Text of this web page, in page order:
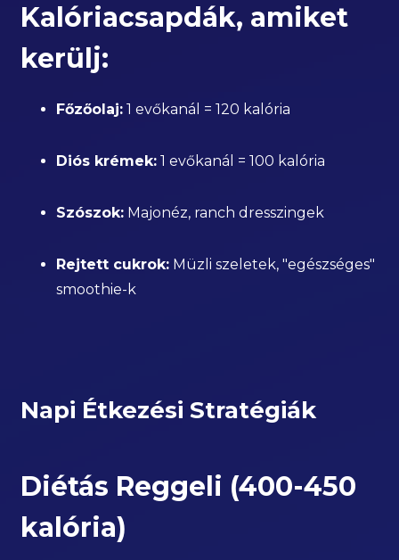
Kalóriacsapdák, amiket
kerülj:
Főzőolaj: 1 evőkanál = 120 kalória
Diós krémek: 1 evőkanál = 100 kalória
Szószok: Majonéz, ranch dresszingek
Rejtett cukrok: Müzli szeletek, "egészséges"
smoothie-k
Napi Étkezési Stratégiák
Diétás Reggeli (400-450
kalória)